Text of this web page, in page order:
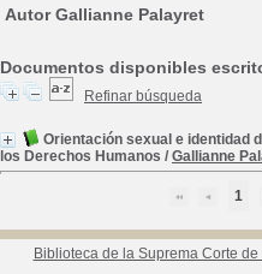
Autor Gallianne Palayret
Documentos disponibles
Refinar búsqueda
Orientación sexual e identidad
los Derechos Humanos / Gallianne
1
Biblioteca de la Suprema Corte